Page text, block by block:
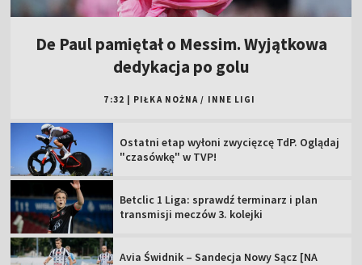
De Paul pamiętał o Messim. Wyjątkowa
dedykacja po golu
7:32 PIŁKA NOŻNA / INNE LIGI
Ostatni etap wyłoni zwycięzcę TdP. Oglądaj
"czasówkę" w TVP!
Betclic 1 Liga: sprawdź terminarz i plan
transmisji meczów 3. kolejki
Avia Świdnik – Sandecja Nowy Sącz [NA